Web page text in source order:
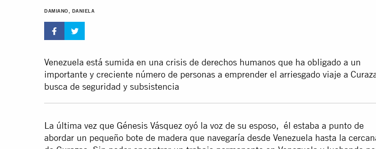
DAMIANO, DANIELA
Venezuela está sumida en una crisis de derechos humanos que ha obligado a un
importante y creciente número de personas a emprender el arriesgado viaje a
busca de seguridad y subsistencia
La última vez que Génesis Vásquez oyó la voz de su esposo, él estaba a punto de
abordar un pequeño bote de madera que navegaría desde Venezuela hasta la